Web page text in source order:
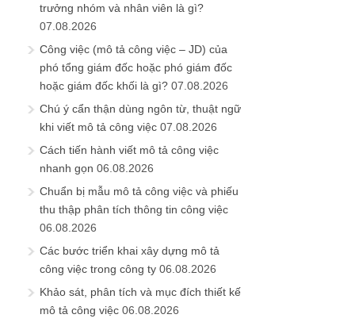
trưởng nhóm và nhân viên là gì?
07.08.2026
Công việc (mô tả công việc – JD) của
phó tổng giám đốc hoặc phó giám đốc
hoặc giám đốc khối là gì? 07.08.2026
Chú ý cẩn thận dùng ngôn từ, thuật ngữ
khi viết mô tả công việc 07.08.2026
Cách tiến hành viết mô tả công việc
nhanh gọn 06.08.2026
Chuẩn bị mẫu mô tả công việc và phiếu
thu thập phân tích thông tin công việc
06.08.2026
Các bước triển khai xây dựng mô tả
công việc trong công ty 06.08.2026
Khảo sát, phân tích và mục đích thiết kế
mô tả công việc 06.08.2026